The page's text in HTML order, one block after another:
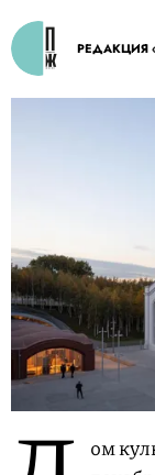
РЕДАКЦИЯ
ом